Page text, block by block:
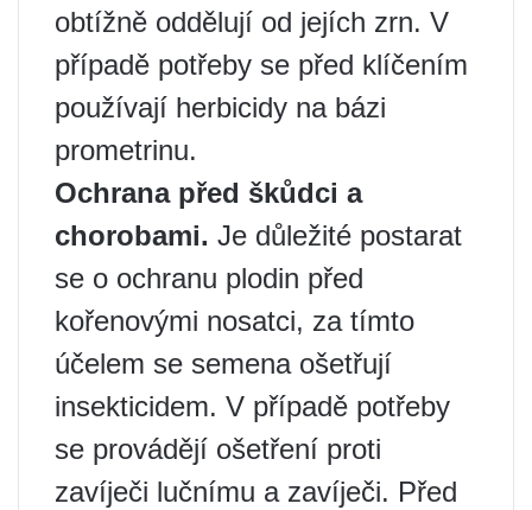
obtížně oddělují od jejích zrn. V
případě potřeby se před klíčením
používají herbicidy na bázi
prometrinu.
Ochrana před škůdci a
chorobami. Je důležité postarat
se o ochranu plodin před
kořenovými nosatci, za tímto
účelem se semena ošetřují
insekticidem. V případě potřeby
se provádějí ošetření proti
zavíječi lučnímu a zavíječi. Před